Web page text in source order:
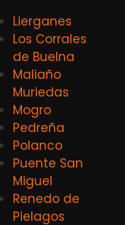
Lierganes
Los Corrales
de Buelna
Maliaño
Muriedas
Mogro
Pedreña
Polanco
Puente San
Miguel
Renedo de
Pielagos